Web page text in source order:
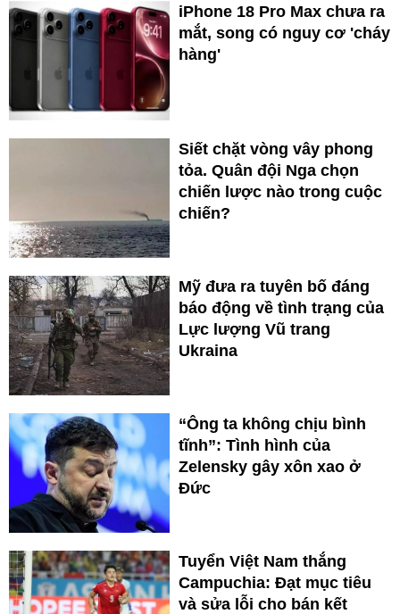
iPhone 18 Pro Max chưa ra
mắt, song có nguy cơ 'cháy
hàng'
Siết chặt vòng vây phong
tỏa. Quân đội Nga chọn
chiến lược nào trong cuộc
chiến?
Mỹ đưa ra tuyên bố đáng
báo động về tình trạng của
Lực lượng Vũ trang
Ukraina
“Ông ta không chịu bình
tĩnh”: Tình hình của
Zelensky gây xôn xao ở
Đức
Tuyển Việt Nam thắng
Campuchia: Đạt mục tiêu
và sửa lỗi cho bán kết